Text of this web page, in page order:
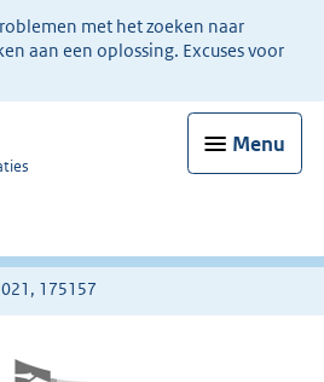
met het zoeken naar
aan een oplossing. Excuses voor
Menu
175157